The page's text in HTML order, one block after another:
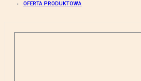
OFERTA PRODUKTOWA